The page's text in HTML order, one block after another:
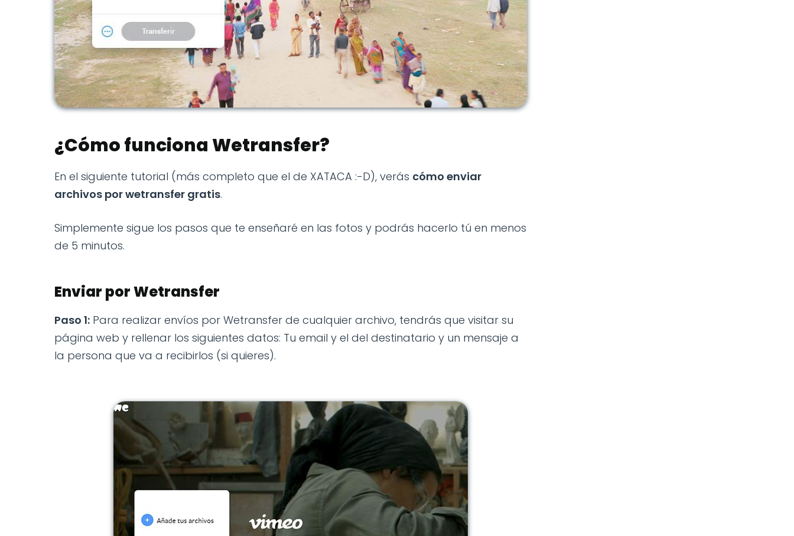
¿Cómo funciona Wetransfer?
En el siguiente tutorial (más completo que el de XATACA :-D), verás cómo enviar
archivos por wetransfer gratis.
Simplemente sigue los pasos que te enseñaré en las fotos y podrás hacerlo tú en menos
de 5 minutos.
Enviar por Wetransfer
Paso 1: Para realizar envíos por Wetransfer de cualquier archivo, tendrás que visitar su
página web y rellenar los siguientes datos: Tu email y el del destinatario y un mensaje a
la persona que va a recibirlos (si quieres).